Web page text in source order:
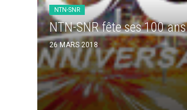
NTN-SNR
NTN-SNR fête ses 100 ans
26 MARS 2018